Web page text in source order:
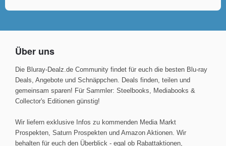
Über uns
Die Bluray-Dealz.de Community findet für euch die besten Blu-ray
Deals, Angebote und Schnäppchen. Deals finden, teilen und
gemeinsam sparen! Für Sammler: Steelbooks, Mediabooks &
Collector's Editionen günstig!
Wir liefern exklusive Infos zu kommenden Media Markt
Prospekten, Saturn Prospekten und Amazon Aktionen. Wir
behalten für euch den Überblick - egal ob Rabattaktionen,